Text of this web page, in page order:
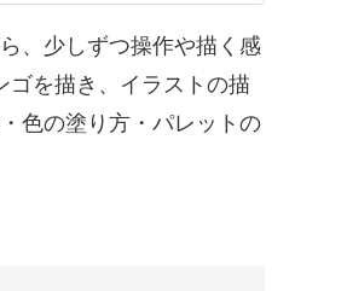
ピースを着たロングヘア
02:18
02:52
、少しずつ操作や描く感
ゴを描き、イラストの描
色の塗り方・パレットの